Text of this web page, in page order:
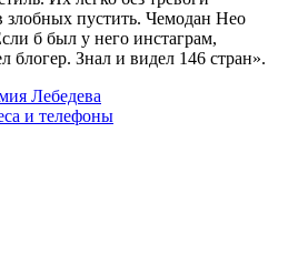
злобных пустить. Чемодан Нео
б был у него инстаграм,
блогер. Знал и видел 146 стран».
Лебедева
и телефоны